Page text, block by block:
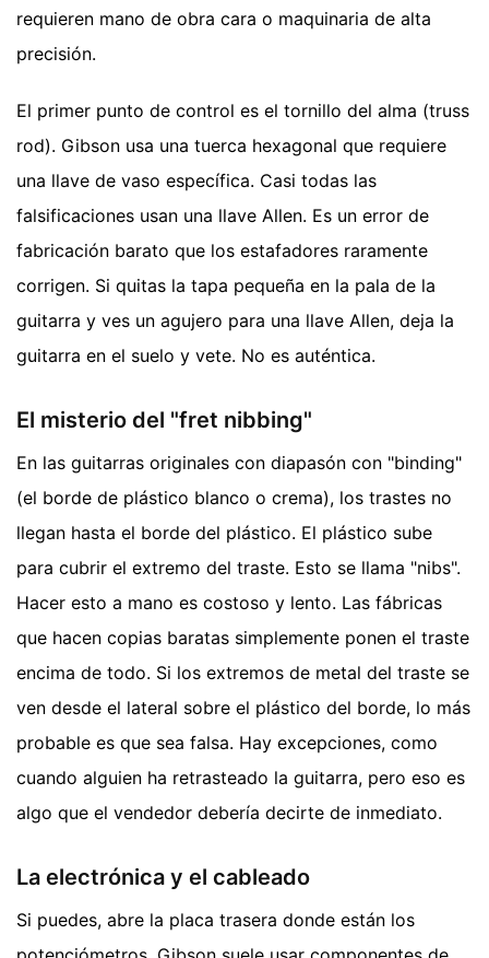
requieren mano de obra cara o maquinaria de alta
precisión.
El primer punto de control es el tornillo del alma (truss
rod). Gibson usa una tuerca hexagonal que requiere
una llave de vaso específica. Casi todas las
falsificaciones usan una llave Allen. Es un error de
fabricación barato que los estafadores raramente
corrigen. Si quitas la tapa pequeña en la pala de la
guitarra y ves un agujero para una llave Allen, deja la
guitarra en el suelo y vete. No es auténtica.
El misterio del "fret nibbing"
En las guitarras originales con diapasón con "binding"
(el borde de plástico blanco o crema), los trastes no
llegan hasta el borde del plástico. El plástico sube
para cubrir el extremo del traste. Esto se llama "nibs".
Hacer esto a mano es costoso y lento. Las fábricas
que hacen copias baratas simplemente ponen el traste
encima de todo. Si los extremos de metal del traste se
ven desde el lateral sobre el plástico del borde, lo más
probable es que sea falsa. Hay excepciones, como
cuando alguien ha retrasteado la guitarra, pero eso es
algo que el vendedor debería decirte de inmediato.
La electrónica y el cableado
Si puedes, abre la placa trasera donde están los